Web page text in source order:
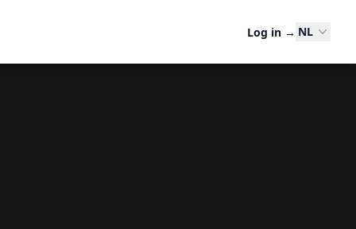
Log in → NL